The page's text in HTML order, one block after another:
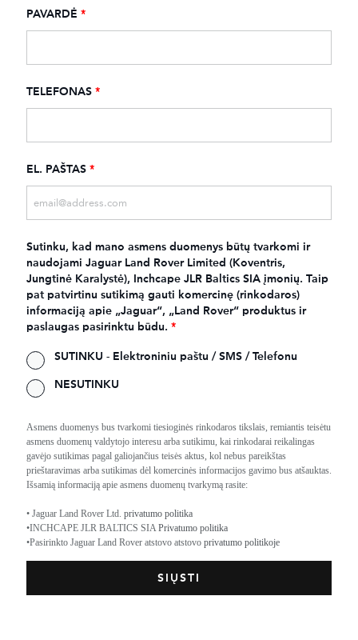
PAVARDĖ *
TELEFONAS *
EL. PAŠTAS *
Sutinku, kad mano asmens duomenys būtų tvarkomi ir
naudojami Jaguar Land Rover Limited (Koventris,
Jungtinė Karalystė), Inchcape JLR Baltics SIA įmonių. Taip
pat patvirtinu sutikimą gauti komercinę (rinkodaros)
informaciją apie „Jaguar“, „Land Rover“ produktus ir
paslaugas pasirinktu būdu. *
SUTINKU - Elektroniniu paštu / SMS / Telefonu
NESUTINKU
Asmens duomenys bus tvarkomi tiesioginės rinkodaros tikslais, remiantis teisėtu
asmens duomenų valdytojo interesu arba sutikimu, kai rinkodarai reikalingas
gavėjo sutikimas pagal galiojančius teisės aktus, kol nebus pareikštas
prieštaravimas arba sutikimas dėl komercinės informacijos gavimo bus atšauktas.
Išsamią informaciją apie asmens duomenų tvarkymą rasite:
• Jaguar Land Rover Ltd. privatumo politika
•INCHCAPE JLR BALTICS SIAPrivatumo politika
•Pasirinkto Jaguar Land Rover atstovo atstovo privatumo politikoje